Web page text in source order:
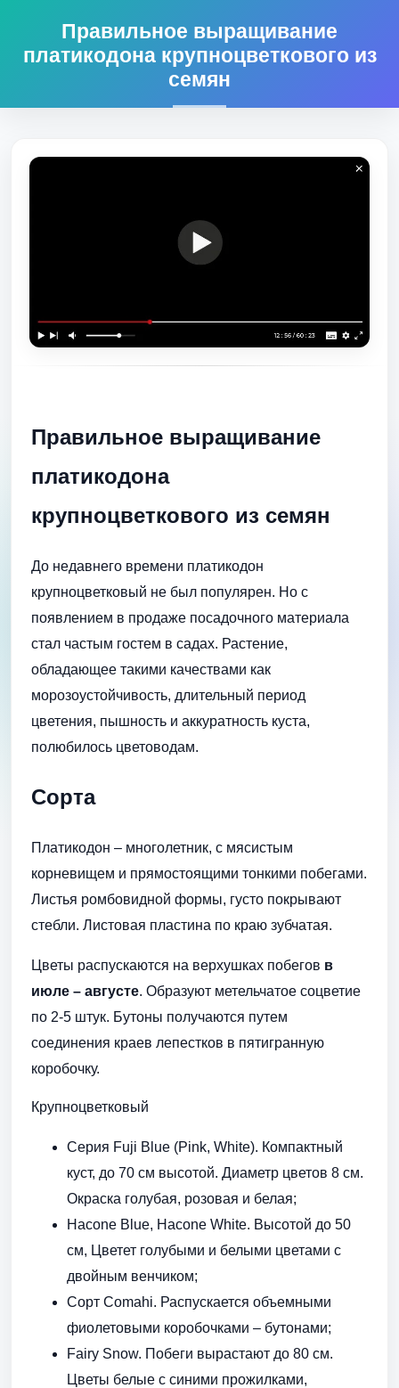
Правильное выращивание
платикодона крупноцветкового из
семян
Правильное выращивание
платикодона
крупноцветкового из семян
До недавнего времени платикодон
крупноцветковый не был популярен. Но с
появлением в продаже посадочного материала
стал частым гостем в садах. Растение,
обладающее такими качествами как
морозоустойчивость, длительный период
цветения, пышность и аккуратность куста,
полюбилось цветоводам.
Сорта
Платикодон – многолетник, с мясистым
корневищем и прямостоящими тонкими побегами.
Листья ромбовидной формы, густо покрывают
стебли. Листовая пластина по краю зубчатая.
Цветы распускаются на верхушках побегов в
июле – августе. Образуют метельчатое соцветие
по 2-5 штук. Бутоны получаются путем
соединения краев лепестков в пятигранную
коробочку.
Крупноцветковый
Серия Fuji Blue (Pink, White). Компактный
куст, до 70 см высотой. Диаметр цветов 8 см.
Окраска голубая, розовая и белая;
Hacone Blue, Hacone White. Высотой до 50
см, Цветет голубыми и белыми цветами с
двойным венчиком;
Сорт Comahi. Распускается объемными
фиолетовыми коробочками – бутонами;
Fairy Snow. Побеги вырастают до 80 см.
Цветы белые с синими прожилками,